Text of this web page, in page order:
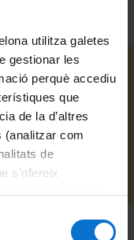
utilitza galetes
gestionar les
perquè accediu
que
de la d’altres
(analitzar com
de
s’ofereix
web de la
la Titulació
i Laboral